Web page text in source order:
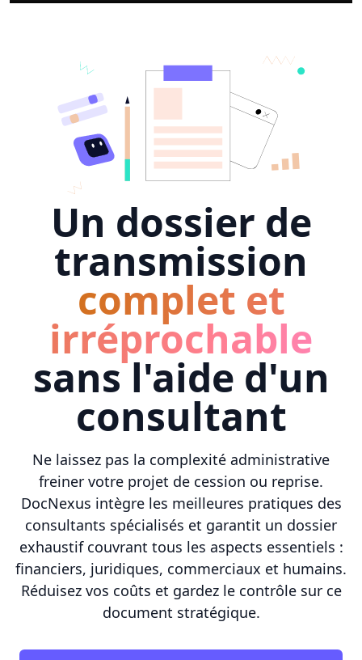
Un dossier de
transmission
complet et
irréprochable
sans l'aide d'un
consultant
Ne laissez pas la complexité administrative
freiner votre projet de cession ou reprise.
DocNexus intègre les meilleures pratiques des
consultants spécialisés et garantit un dossier
exhaustif couvrant tous les aspects essentiels :
financiers, juridiques, commerciaux et humains.
Réduisez vos coûts et gardez le contrôle sur ce
document stratégique.